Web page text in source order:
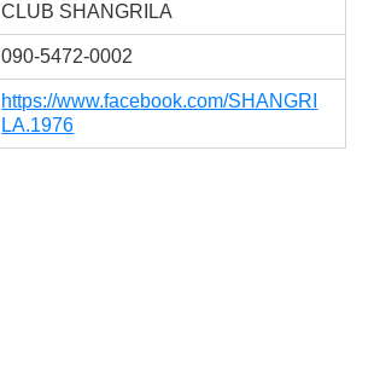
CLUB SHANGRILA
090-5472-0002
https://www.facebook.com/SHANGRI
LA.1976